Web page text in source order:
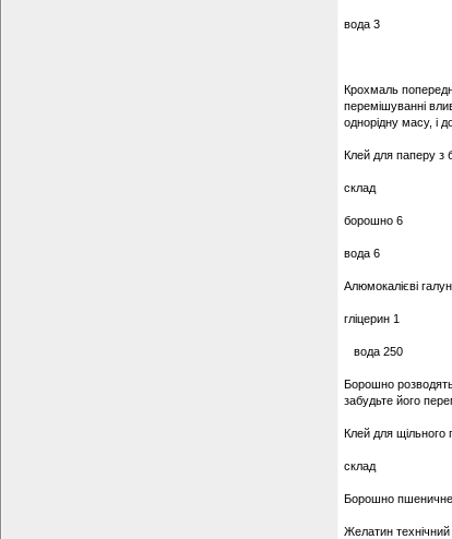
вода 3
Крохмаль
перемішуванні
однорідну масу, і
Клей для паперу з
склад
борошно 6
вода 6
Алюмокалієві
гліцерин 1
вода 250
Борошно розводять
забудьте його
Клей для щільного
склад
Борошно
Желатин технічний